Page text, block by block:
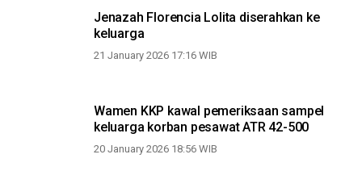
Jenazah Florencia Lolita diserahkan ke
keluarga
21 January 2026 17:16 WIB
Wamen KKP kawal pemeriksaan sampel
keluarga korban pesawat ATR 42-500
20 January 2026 18:56 WIB